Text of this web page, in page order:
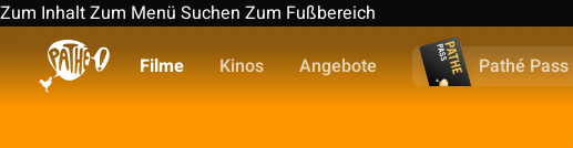
Zum InhaltZum Menü Suchen Zum Fußbereich
Filme
Kinos Angebote Pathé Pass